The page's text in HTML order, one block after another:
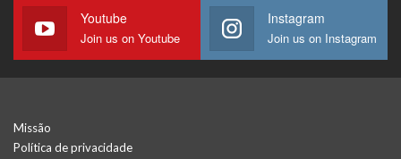
Youtube
Join us on Youtube
Instagram
Join us on Instagram
Missão
Política de privacidade